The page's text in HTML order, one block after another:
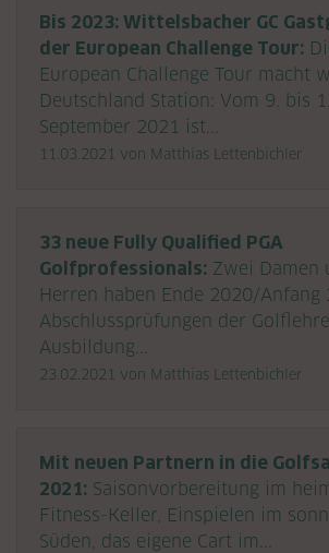
Bis 2023: Wittelsbacher GC
der European Challenge Tour:
European Challenge Tour macht
Deutschland Station: Vom 9. bis
September 2021 ist...
11.03.2021 von Matthias Lettenbichler
33 neue Fully Qualified PGA
Golfprofessionals: Zwei Damen
Herren haben Ende 2020/Anfang
Abschlussprüfungen der
Ausbildung...
23.02.2021 von Matthias Lettenbichler
Mit neuen Partnern in die
2021: Saisonvorbereitung im
Fitness-Keller, Einspielen im
Süden, das eigene Cart im...